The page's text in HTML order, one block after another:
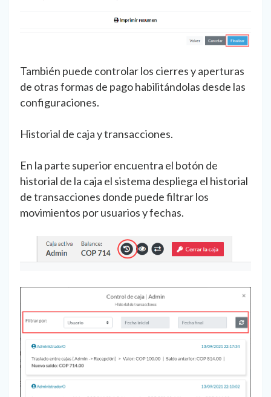
También puede controlar los cierres y aperturas
de otras formas de pago habilitándolas desde las
configuraciones.
Historial de caja y transacciones.
En la parte superior encuentra el botón de
historial de la caja el sistema despliega el historial
de transacciones donde puede filtrar los
movimientos por usuarios y fechas.